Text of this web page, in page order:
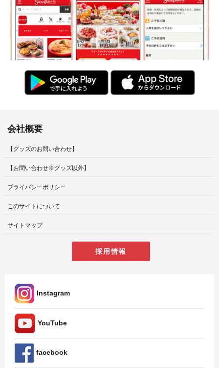
会社概要
【グッズのお問い合わせ】
【お問い合わせ※グッズ以外】
プライバシーポリシー
このサイトについて
サイトマップ
採用情報
Instagram
YouTube
facebook